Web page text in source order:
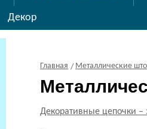
Декор
Главная Металлические
Декоративные цепочки